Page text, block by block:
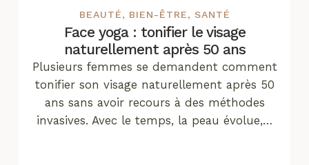
BEAUTÉ, BIEN-ÊTRE, SANTÉ
Face yoga : tonifier le visage
naturellement après 50 ans
Plusieurs femmes se demandent comment
tonifier son visage naturellement après 50
ans sans avoir recours à des méthodes
invasives. Avec le temps, la peau évolue,…